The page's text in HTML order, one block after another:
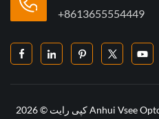
+8613655554449
کپی رایت © 2026 Anhui Vsee Optoelectronic Technology Co., Ltd.